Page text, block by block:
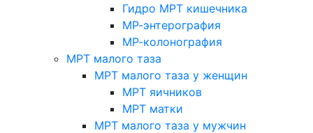
Гидро МРТ кишечника
МР-энтерография
МР-колонография
МРТ малого таза
МРТ малого таза у женщин
МРТ яичников
МРТ матки
МРТ малого таза у мужчин